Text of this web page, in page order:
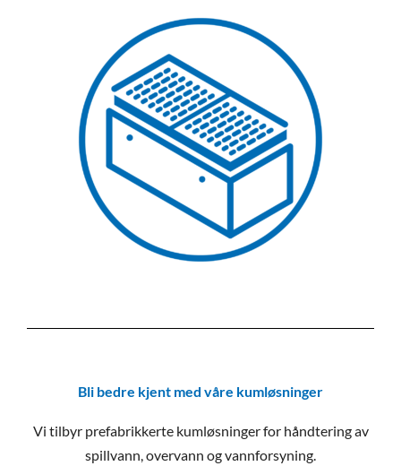
Bli bedre kjent med våre kumløsninger
Vi tilbyr prefabrikkerte kumløsninger for håndtering av
spillvann, overvann og vannforsyning.